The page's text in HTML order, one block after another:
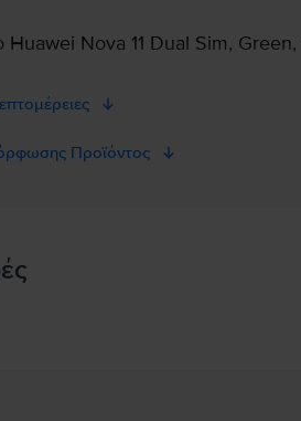
Nova 11 Dual Sim, Green,
Προϊόντος
Προϊόντος
διαθέσιμες πληροφορίες σχετικά με την